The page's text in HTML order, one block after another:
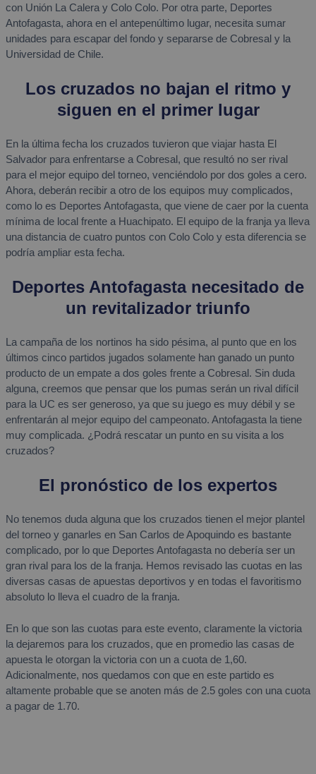
con Unión La Calera y Colo Colo. Por otra parte, Deportes
Antofagasta, ahora en el antepenúltimo lugar, necesita sumar
unidades para escapar del fondo y separarse de Cobresal y la
Universidad de Chile.
Los cruzados no bajan el ritmo y
siguen en el primer lugar
En la última fecha los cruzados tuvieron que viajar hasta El
Salvador para enfrentarse a Cobresal, que resultó no ser rival
para el mejor equipo del torneo, venciéndolo por dos goles a cero.
Ahora, deberán recibir a otro de los equipos muy complicados,
como lo es Deportes Antofagasta, que viene de caer por la cuenta
mínima de local frente a Huachipato. El equipo de la franja ya lleva
una distancia de cuatro puntos con Colo Colo y esta diferencia se
podría ampliar esta fecha.
Deportes Antofagasta necesitado de
un revitalizador triunfo
La campaña de los nortinos ha sido pésima, al punto que en los
últimos cinco partidos jugados solamente han ganado un punto
producto de un empate a dos goles frente a Cobresal. Sin duda
alguna, creemos que pensar que los pumas serán un rival difícil
para la UC es ser generoso, ya que su juego es muy débil y se
enfrentarán al mejor equipo del campeonato. Antofagasta la tiene
muy complicada. ¿Podrá rescatar un punto en su visita a los
cruzados?
El pronóstico de los expertos
No tenemos duda alguna que los cruzados tienen el mejor plantel
del torneo y ganarles en San Carlos de Apoquindo es bastante
complicado, por lo que Deportes Antofagasta no debería ser un
gran rival para los de la franja. Hemos revisado las cuotas en las
diversas casas de apuestas deportivos y en todas el favoritismo
absoluto lo lleva el cuadro de la franja.
En lo que son las cuotas para este evento, claramente la victoria
la dejaremos para los cruzados, que en promedio las casas de
apuesta le otorgan la victoria con un a cuota de 1,60.
Adicionalmente, nos quedamos con que en este partido es
altamente probable que se anoten más de 2.5 goles con una cuota
a pagar de 1.70.